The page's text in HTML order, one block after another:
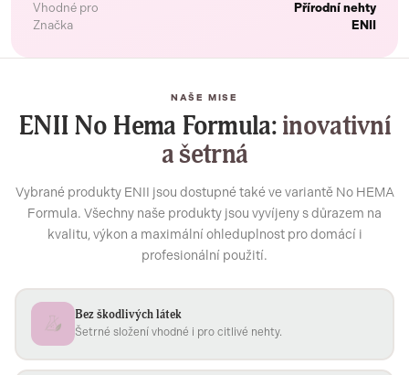
Vhodné pro
Přírodní nehty
Značka
ENII
NAŠE MISE
ENII No Hema Formula:inovativní
a šetrná
Vybrané produkty ENII jsou dostupné také ve variantě No HEMA
Formula. Všechny naše produkty jsou vyvíjeny s důrazem na
kvalitu, výkon a maximální ohleduplnost pro domácí i
profesionální použití.
Bez škodlivých látek
Šetrné složení vhodné i pro citlivé nehty.